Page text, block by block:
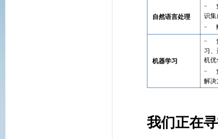
自然语言处理
−
识集
−
机器学习
−
习
机优
−
解决
我们正在